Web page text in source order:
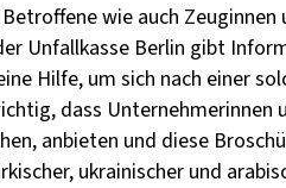
wie auch Zeuginnen
Unfallkasse Berlin gibt
Hilfe, um sich nach einer
dass Unternehmerinnen
anbieten und diese
ukrainischer und